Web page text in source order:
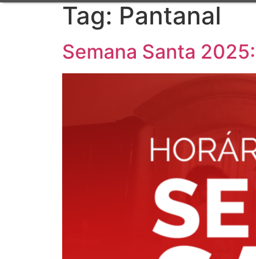
Tag: Pantanal
Semana Santa